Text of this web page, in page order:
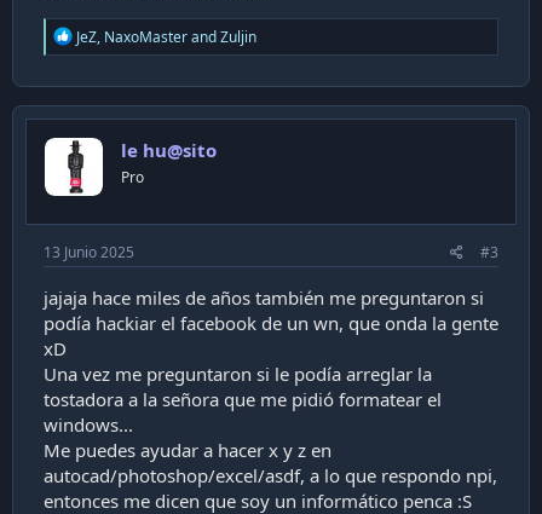
R
e
c
t
o
n
s
JeZ, NaxoMasterandZuljin
le hu@sito
Pro
13 Junio 2025 #3
jajaja hace miles de años también me preguntaron si
podía hackiar el facebook de un wn, que onda la gente
xD
Una vez me preguntaron si le podía arreglar la
tostadora a la señora que me pidió formatear el
windows...
Me puedes ayudar a hacer x y z en
autocad/photoshop/excel/asdf, a lo que respondo npi,
entonces me dicen que soy un informático penca :S